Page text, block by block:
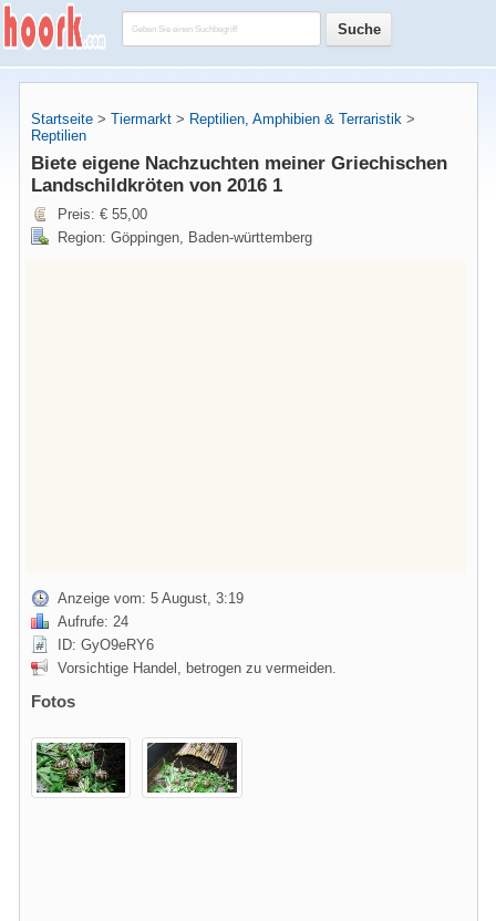
Startseite > Tiermarkt > Reptilien, Amphibien & Terraristik >
Reptilien
Biete eigene Nachzuchten meiner Griechischen
Landschildkröten von 2016 1
Preis: € 55,00
Region: Göppingen, Baden-württemberg
Anzeige vom: 5 August, 3:19
Aufrufe: 24
ID: GyO9eRY6
Vorsichtige Handel, betrogen zu vermeiden.
Fotos